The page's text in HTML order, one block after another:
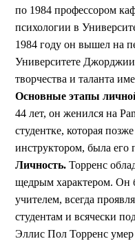
по 1984 профессором
психологии в
1984 году он вышел на
Университете
творчества и таланта
Основные этапы
44 лет, он женился на
студентке, которая
инструктором, была
Личность. Торренс
щедрым характером. Он
учителем, всегда
студентам и всячески
Эллис Пол Торренс